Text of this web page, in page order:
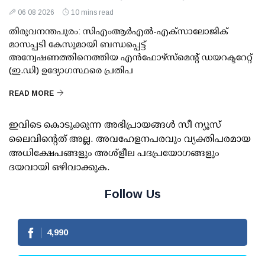
06 08 2026 10 mins read
തിരുവനന്തപുരം: സിഎംആര്‍എല്‍-എക്‌സാലോജിക്
മാസപ്പടി കേസുമായി ബന്ധപ്പെട്ട്
അന്വേഷണത്തിനെത്തിയ എന്‍ഫോഴ്സ്മെന്റ് ഡയറക്ടറേറ്റ്
(ഇ.ഡി) ഉദ്യോഗസ്ഥരെ പ്രതിപ
READ MORE
ഇവിടെ കൊടുക്കുന്ന അഭിപ്രായങ്ങള്‍ സീ ന്യൂസ്
ലൈവിന്റെത് അല്ല. അവഹേളനപരവും വ്യക്തിപരമായ
അധിക്ഷേപങ്ങളും അശ്‌ളീല പദപ്രയോഗങ്ങളും
ദയവായി ഒഴിവാക്കുക.
Follow Us
4,990